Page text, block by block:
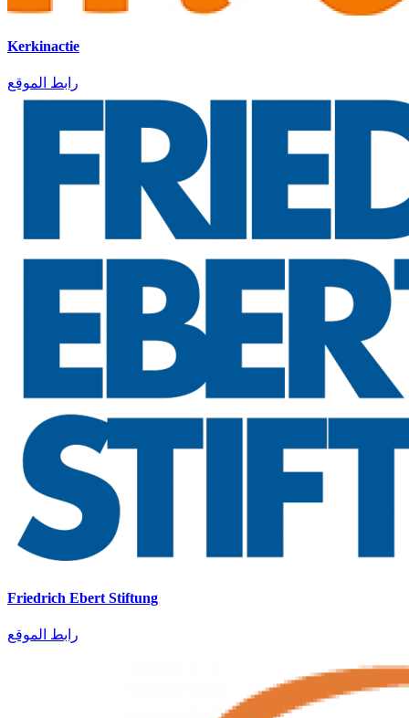
Kerkinactie
رابط الموقع
Friedrich Ebert Stiftung
رابط الموقع